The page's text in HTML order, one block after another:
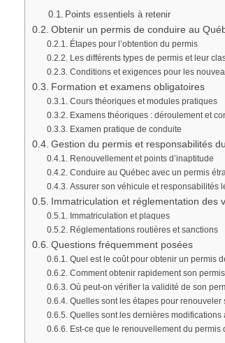
Points essentiels à retenir
Obtenir un permis de conduire au
Étapes pour l’obtention du permis
Les différents types de permis et leur
Conditions et exigences pour les
Formation et examens obligatoires
Cours théoriques et modules pratiques
Examens théoriques : déroulement et
Examen pratique de conduite
Gestion du permis et responsabilités
Renouvellement et points d’inaptitude
Conduire au Québec avec un permis
Assurer son véhicule et responsabilités
Immatriculation et réglementation des
Immatriculation et plaques
Réglementations routières et sanctions
Questions fréquemment posées
Quel est le coût pour obtenir un permis
Comment obtenir rapidement son
Où peut-on vérifier la validité de son
Quelles sont les étapes pour
Quelles sont les dernières
Est-ce que le renouvellement du